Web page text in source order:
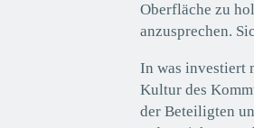
Oberfläche zu
anzusprechen.
In was investiert
Kultur des
der Beteiligten